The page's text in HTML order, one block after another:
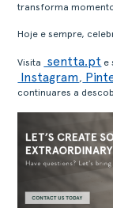
transforma
Hoje e sempre,
Visita sentta.pt e
Instagram,
continuares a